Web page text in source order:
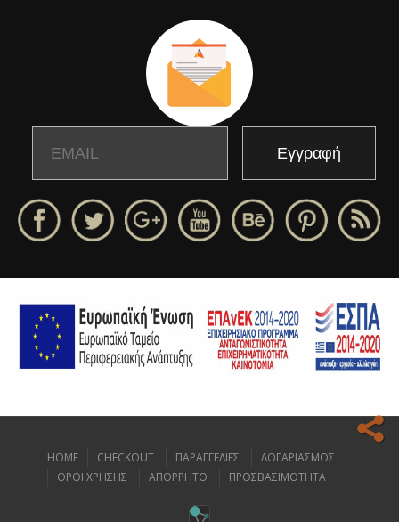
Ο ιστοχώρος μας κάνει χρήση cookies για να σας προσφέρει την
HOME CHECKOUT ΠΑΡΑΓΓΕΛΙΕΣ
ΛΟΓΑΡΙΑΣΜΟΣ
ΟΡΟΙ ΧΡΗΣΗΣ
ΑΠΟΡΡΗΤΟ ΠΡΟΣΒΑΣΙΜΟΤΗΤΑ